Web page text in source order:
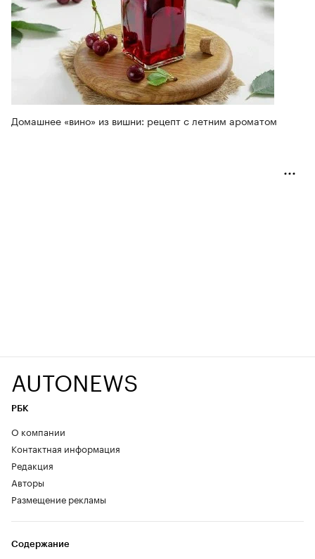
Домашнее «вино» из вишни: рецепт с летним ароматом
AUTONEWS
РБК
О компании
Контактная информация
Редакция
Авторы
Размещение рекламы
Содержание